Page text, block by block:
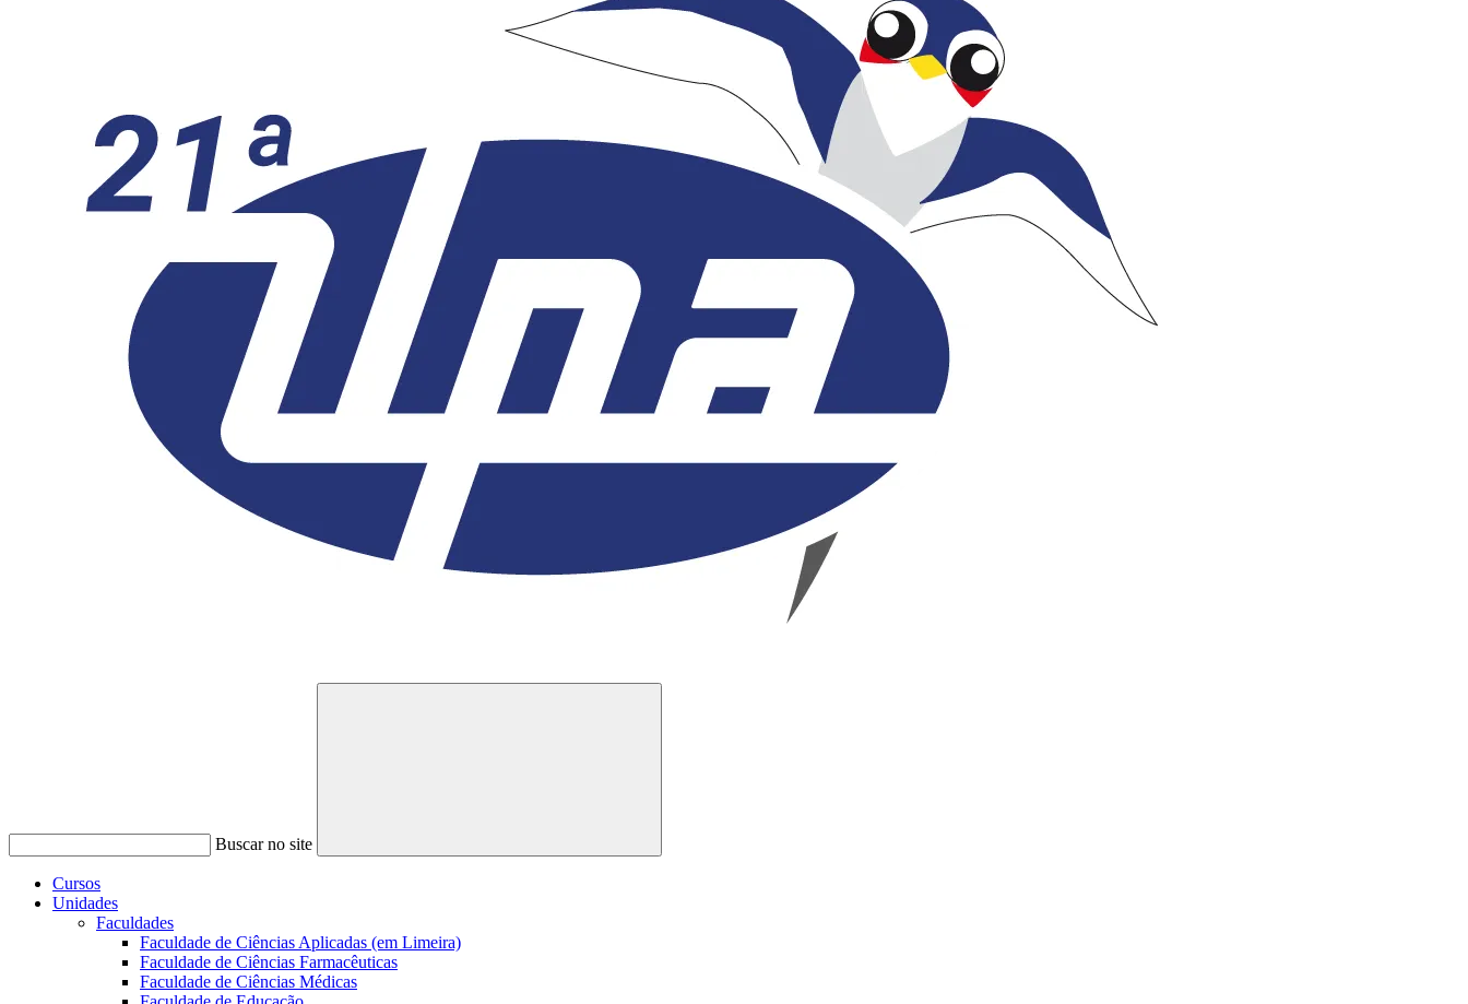
Buscar no site
Buscar
Cursos
Unidades
Faculdades
Faculdade de Ciências Aplicadas (em Limeira)
Faculdade de Ciências Farmacêuticas
Faculdade de Ciências Médicas